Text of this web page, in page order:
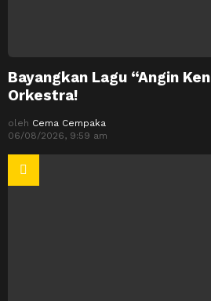
Bayangkan Lagu “Angin
Orkestra!
oleh Cema Cempaka
06/08/2026, 9:59 am